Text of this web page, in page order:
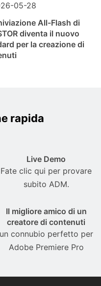
05-28
All-Flash di
diventa il nuovo
per la creazione di
rapida
Live Demo
Fate clic qui per provare
subito ADM.
Il migliore amico di un
creatore di contenuti
un connubio perfetto per
Adobe Premiere Pro